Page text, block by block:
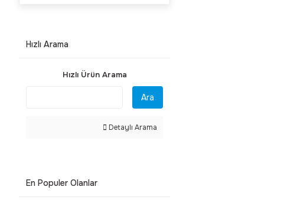
Hızlı Arama
Hızlı Ürün Arama
Ara
Detaylı Arama
En Populer Olanlar